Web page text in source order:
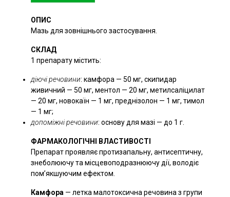
regulate
activity
gastrointestinal
Preparations
treatment
reproductive
organs
Insecticaricidal
ОПИС
Мазь для зовнішнього застосування.
СКЛАД
1 препарату містить:
діючі речовини: камфора — 50 мг, скипидар
живичний — 50 мг, ментол — 20 мг, метилсаліцилат
— 20 мг, новокаїн — 1 мг, преднізолон — 1 мг, тимол
— 1 мг;
допоміжні речовини: основу для мазі — до 1 г.
ФАРМАКОЛОГІЧНІ ВЛАСТИВОСТІ
Препарат проявляє протизапальну, антисептичну,
знеболюючу та місцевоподразнюючу дії, володіє
пом’якшуючим ефектом.
Камфора — летка малотоксична речовина з групи